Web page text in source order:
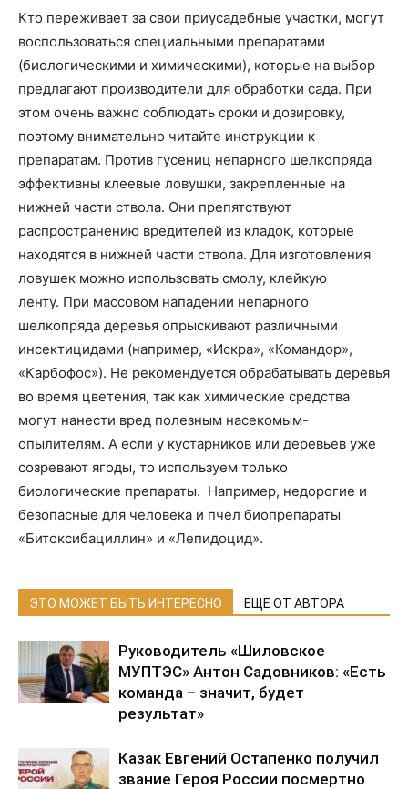
Кто переживает за свои приусадебные участки, могут
воспользоваться специальными препаратами
(биологическими и химическими), которые на выбор
предлагают производители для обработки сада. При
этом очень важно соблюдать сроки и дозировку,
поэтому внимательно читайте инструкции к
препаратам. Против гусениц непарного шелкопряда
эффективны клеевые ловушки, закрепленные на
нижней части ствола. Они препятствуют
распространению вредителей из кладок, которые
находятся в нижней части ствола. Для изготовления
ловушек можно использовать смолу, клейкую
ленту. При массовом нападении непарного
шелкопряда деревья опрыскивают различными
инсектицидами (например, «Искра», «Командор»,
«Карбофос»). Не рекомендуется обрабатывать деревья
во время цветения, так как химические средства
могут нанести вред полезным насекомым-
опылителям. А если у кустарников или деревьев уже
созревают ягоды, то используем только
биологические препараты. Например, недорогие и
безопасные для человека и пчел биопрепараты
«Битоксибациллин» и «Лепидоцид».
ЭТО МОЖЕТ БЫТЬ ИНТЕРЕСНО ЕЩЕ ОТ АВТОРА
Руководитель «Шиловское
МУПТЭС» Антон Садовников: «Есть
команда – значит, будет
результат»
Казак Евгений Остапенко получил
звание Героя России посмертно